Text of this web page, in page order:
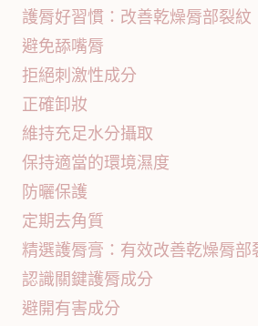
護脣好習慣：改善乾燥脣部裂紋
避免舔嘴脣
拒絕刺激性成分
正確卸妝
維持充足水分攝取
保持適當的環境濕度
防曬保護
定期去角質
精選護脣膏：有效改善乾燥脣部
認識關鍵護脣成分
避開有害成分